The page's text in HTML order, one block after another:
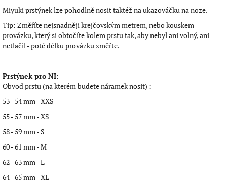
Miyuki prstýnek lze pohodlně nosit taktéž na ukazováčku na noze.
Tip: Změříte nejsnadněji krejčovským metrem, nebo kouskem
provázku, který si obtočíte kolem prstu tak, aby nebyl ani volný, ani
netlačil - poté délku provázku změřte.
Prstýnek pro NI:
Obvod prstu (na kterém budete náramek nosit) :
53 - 54 mm - XXS
55 - 57 mm - XS
58 - 59 mm - S
60 - 61 mm - M
62 - 63 mm - L
64 - 65 mm - XL